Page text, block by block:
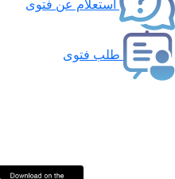
استعلام عن فتوى
طلب فتوى